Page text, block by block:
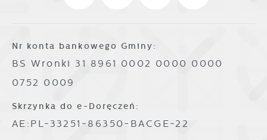
Nr konta bankowego Gminy:
BS Wronki 31 8961 0002 0000 0000
0752 0009
Skrzynka do e-Doręczeń:
AE:PL-33251-86350-BACGE-22